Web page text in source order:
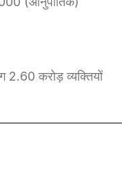
2.60 करोड़ व्यक्तियों